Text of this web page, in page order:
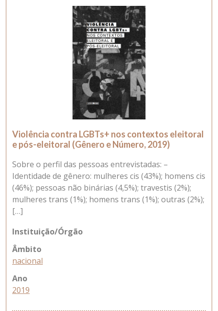
Violência contra LGBTs+ nos contextos eleitoral
e pós-eleitoral (Gênero e Número, 2019)
Sobre o perfil das pessoas entrevistadas: –
Identidade de gênero: mulheres cis (43%); homens cis
(46%); pessoas não binárias (4,5%); travestis (2%);
mulheres trans (1%); homens trans (1%); outras (2%);
[…]
Instituição/Órgão
Âmbito
nacional
Ano
2019